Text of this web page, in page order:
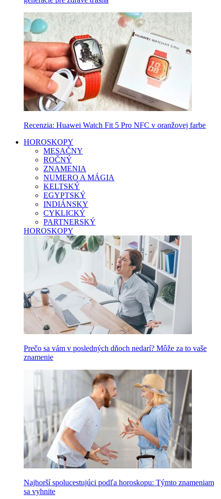
Recenzia: Huawei Watch Fit 5 Pro NFC v oranžovej farbe
HOROSKOPY
MESAČNY
ROČNÝ
ZNAMENIA
NUMERO A MÁGIA
KELTSKÝ
EGYPTSKÝ
INDIÁNSKY
CYKLICKÝ
PARTNERSKÝ
HOROSKOPY
Prečo sa vám v posledných dňoch nedarí? Môže za to vaše
znamenie
Najhorší spolucestujúci podľa horoskopu: Týmto znameniam
sa vyhnite